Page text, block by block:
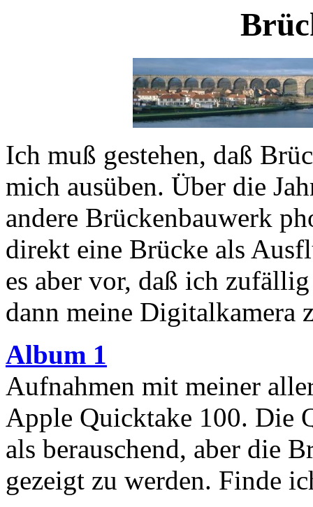
Ich muß gestehen, daß
mich ausüben. Über die
andere Brückenbauwerk
direkt eine Brücke als
es aber vor, daß ich
dann meine Digitalkamera
Album 1
Aufnahmen mit meiner
Apple Quicktake 100. Die
als berauschend, aber die
gezeigt zu werden. Finde